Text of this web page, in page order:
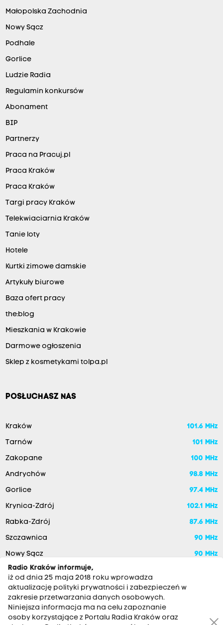
Małopolska Zachodnia
Nowy Sącz
Podhale
Gorlice
Ludzie Radia
Regulamin konkursów
Abonament
BIP
Partnerzy
Praca na Pracuj.pl
Praca Kraków
Praca Kraków
Targi pracy Kraków
Telekwiaciarnia Kraków
Tanie loty
Hotele
Kurtki zimowe damskie
Artykuły biurowe
Baza ofert pracy
the:blog
Mieszkania w Krakowie
Darmowe ogłoszenia
Sklep z kosmetykami tolpa.pl
POSŁUCHASZ NAS
Kraków 101.6 MHz
Tarnów 101 MHz
Zakopane 100 MHz
Andrychów 98.8 MHz
Gorlice 97.4 MHz
Krynica-Zdrój 102.1 MHz
Rabka-Zdrój 87.6 MHz
Szczawnica 90 MHz
Nowy Sącz
90 MHz
Radio Kraków informuje,
iż od dnia 25 maja 2018 roku wprowadza
aktualizację polityki prywatności i zabezpieczeń w
zakresie przetwarzania danych osobowych.
Niniejsza informacja ma na celu zapoznanie
osoby korzystające z Portalu Radia Kraków oraz